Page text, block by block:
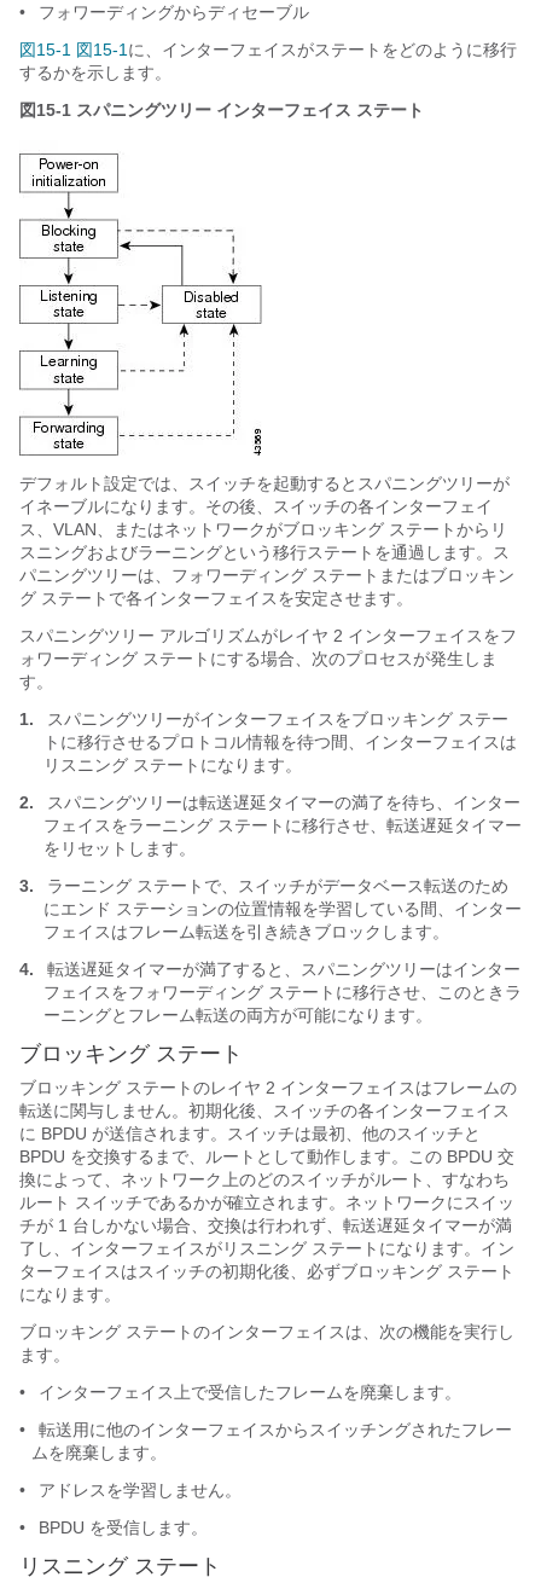
•
フォワーディングからディセーブル
図15-1 図15-1 に、インターフェイスがステートをどのように移行
するかを示します。
図15-1 スパニングツリー インターフェイス ステート
デフォルト設定では、スイッチを起動するとスパニングツリーが
イネーブルになります。その後、スイッチの各インターフェイ
ス、VLAN、またはネットワークがブロッキング ステートからリ
スニングおよびラーニングという移行ステートを通過します。ス
パニングツリーは、フォワーディング ステートまたはブロッキン
グ ステートで各インターフェイスを安定させます。
スパニングツリー アルゴリズムがレイヤ 2 インターフェイスをフ
ォワーディング ステートにする場合、次のプロセスが発生しま
す。
1.
スパニングツリーがインターフェイスをブロッキング ステー
トに移行させるプロトコル情報を待つ間、インターフェイスは
リスニング ステートになります。
2.
スパニングツリーは転送遅延タイマーの満了を待ち、インター
フェイスをラーニング ステートに移行させ、転送遅延タイマー
をリセットします。
3.
ラーニング ステートで、スイッチがデータベース転送のため
にエンド ステーションの位置情報を学習している間、インター
フェイスはフレーム転送を引き続きブロックします。
4.
転送遅延タイマーが満了すると、スパニングツリーはインター
フェイスをフォワーディング ステートに移行させ、このときラ
ーニングとフレーム転送の両方が可能になります。
ブロッキング ステート
ブロッキング ステートのレイヤ 2 インターフェイスはフレームの
転送に関与しません。初期化後、スイッチの各インターフェイス
に BPDU が送信されます。スイッチは最初、他のスイッチと
BPDU を交換するまで、ルートとして動作します。この BPDU 交
換によって、ネットワーク上のどのスイッチがルート、すなわち
ルート スイッチであるかが確立されます。ネットワークにスイッ
チが 1 台しかない場合、交換は行われず、転送遅延タイマーが満
了し、インターフェイスがリスニング ステートになります。イン
ターフェイスはスイッチの初期化後、必ずブロッキング ステート
になります。
ブロッキング ステートのインターフェイスは、次の機能を実行し
ます。
•
インターフェイス上で受信したフレームを廃棄します。
•
転送用に他のインターフェイスからスイッチングされたフレー
ムを廃棄します。
•
アドレスを学習しません。
•
BPDU を受信します。
リスニング ステート